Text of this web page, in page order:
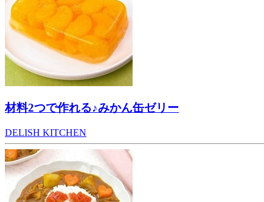
材料2つで作れる♪みかん缶ゼリー
DELISH KITCHEN